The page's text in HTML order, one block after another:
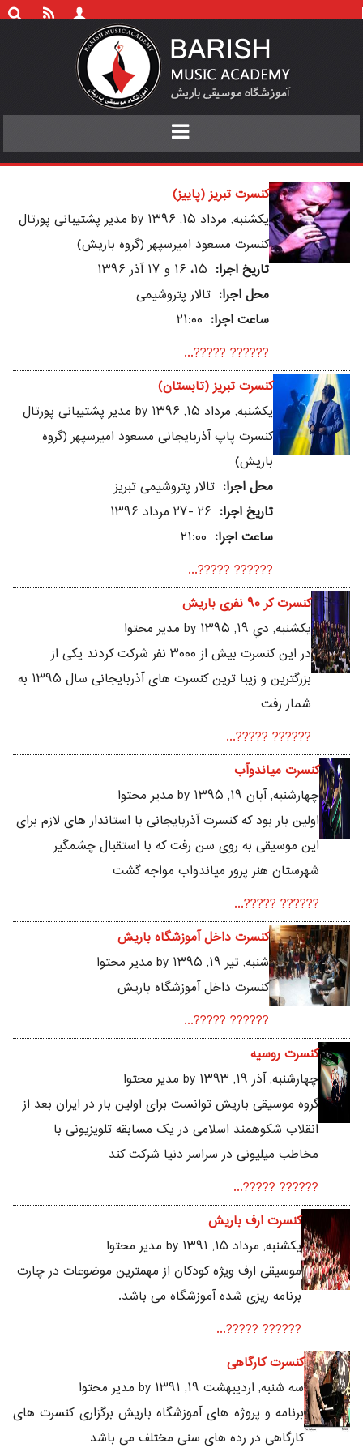
Toggle
navigation
کنسرت تبریز (پاییز)
يکشنبه, مرداد ۱۵, ۱۳۹۶ by مدیر پشتیبانی پورتال
کنسرت مسعود امیرسپهر (گروه باریش)
تاریخ اجرا:
محل اجرا:تالار پتروشیمی
ساعت اجرا:
?????? ?????...
کنسرت تبریز (تابستان)
يکشنبه, مرداد ۱۵, ۱۳۹۶ by مدیر پشتیبانی پورتال
کنسرت پاپ آذربایجانی مسعود امیرسپهر (گروه
باریش)
محل اجرا:تالار پتروشیمی تبریز
تاریخ اجرا:
ساعت اجرا:
?????? ?????...
کنسرت کر ۹۰ نفری باریش
يکشنبه, دي ۱۹, ۱۳۹۵ by مدیر محتوا
در این کنسرت بیش از ۳۰۰۰ نفر شرکت کردند یکی از
بزرگترین و زیبا ترین کنسرت های آذربایجانی سال ۱۳۹۵ به
شمار رفت
?????? ?????...
کنسرت میاندوآب
چهارشنبه, آبان ۱۹, ۱۳۹۵ by مدیر محتوا
اولین بار بود که کنسرت آذربایجانی با استاندار های لازم برای
این موسیقی به روی سن رفت که با استقبال چشمگیر
شهرستان هنر پرور میاندواب مواجه گشت
?????? ?????...
کنسرت داخل آموزشگاه باریش
شنبه, تير ۱۹, ۱۳۹۵ by مدیر محتوا
کنسرت داخل آموزشگاه باریش
?????? ?????...
کنسرت روسیه
چهارشنبه, آذر ۱۹, ۱۳۹۳ by مدیر محتوا
گروه موسیقی باریش توانست برای اولین بار در ایران بعد از
انقلاب شکوهمند اسلامی در یک مسابقه تلویزیونی با
مخاطب میلیونی در سراسر دنیا شرکت کند
?????? ?????...
کنسرت ارف باریش
يکشنبه, مرداد ۱۵, ۱۳۹۱ by مدیر محتوا
موسیقی ارف ویژه کودکان از مهمترین موضوعات در چارت
برنامه ریزی شده آموزشگاه می باشد.
?????? ?????...
کنسرت کارگاهی
سه شنبه, ارديبهشت ۱۹, ۱۳۹۱ by مدیر محتوا
برنامه و پروژه های آموزشگاه باریش برگزاری کنسرت های
کارگاهی در رده های سنی مختلف می باشد